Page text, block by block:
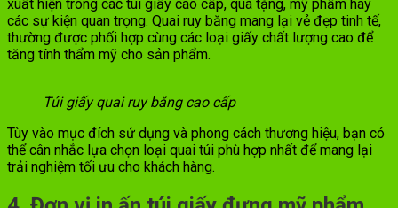
xuất hiện trong các túi giấy cao cấp, quà tặng, mỹ phẩm hay
các sự kiện quan trọng. Quai ruy băng mang lại vẻ đẹp tinh tế,
thường được phối hợp cùng các loại giấy chất lượng cao để
tăng tính thẩm mỹ cho sản phẩm.
Túi giấy quai ruy băng cao cấp
Tùy vào mục đích sử dụng và phong cách thương hiệu, bạn có
thể cân nhắc lựa chọn loại quai túi phù hợp nhất để mang lại
trải nghiệm tối ưu cho khách hàng.